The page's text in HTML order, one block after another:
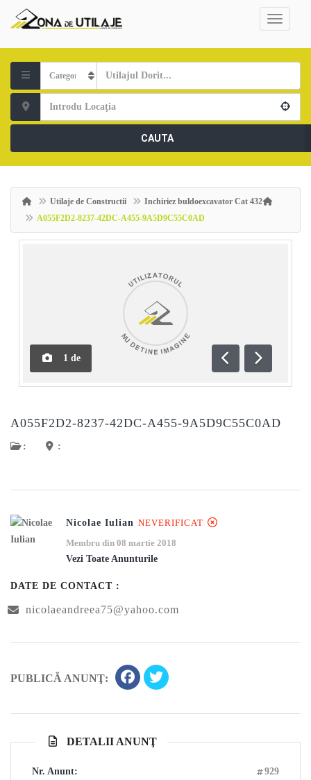
CAUTA
Utilaje de Constructii
Inchiriez buldoexcavator Cat 432
A055F2D2-8237-42DC-A455-9A5D9C55C0AD
1 de
Anterioară
A055F2D2-8237-42DC-A455-9A5D9C55C0AD
: :
Nicolae Iulian NEVERIFICAT
Membru din 08 martie 2018
Vezi Toate Anunturile
DATE DE CONTACT :
nicolaeandreea75@yahoo.com
PUBLICĂ ANUNŢ:
DETALII ANUNŢ
Nr. Anunt: 929